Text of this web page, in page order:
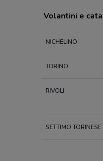
Volantini e
NICHELINO
TORINO
RIVOLI
SETTIMO TORINESE